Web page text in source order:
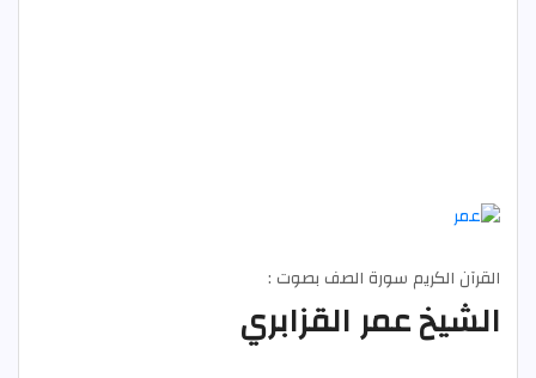
القرآن الكريم سورة الصف بصوت :
الشيخ عمر القزابري